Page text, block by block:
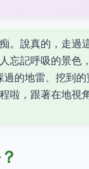
。說真的，走過
忘記呼吸的景色
的地雷、挖到的
啦，跟著在地視